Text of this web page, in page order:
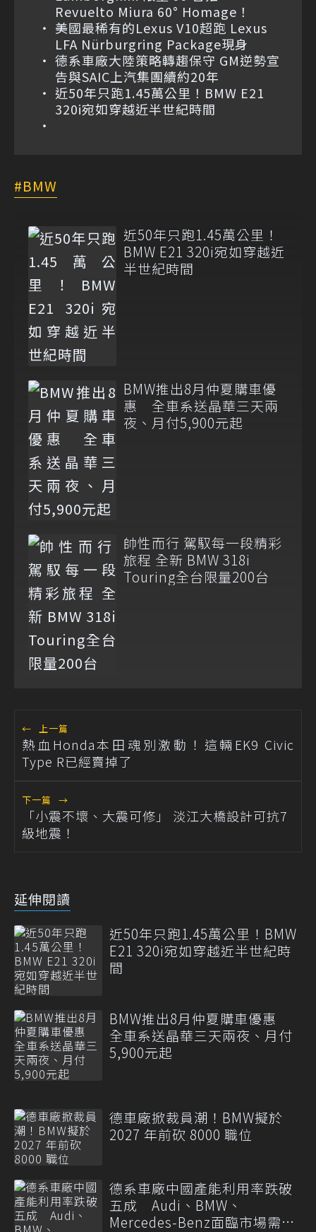
Revuelto Miura 60° Homage！
美國最稀有的Lexus V10超跑 Lexus
LFA Nürburgring Package現身
德系車廠大陸策略轉趨保守 GM逆勢宣
告與SAIC上汽集團續約20年
近50年只跑1.45萬公里！BMW E21
320i宛如穿越近半世紀時間
BMW
近50年只跑1.45萬公里！
BMW E21 320i宛如穿越近
半世紀時間
BMW推出8月仲夏購車優
惠 全車系送晶華三天兩
夜、月付5,900元起
帥性而行 駕馭每一段精彩
旅程 全新 BMW 318i
Touring全台限量200台
← 上一篇
熱血Honda本田魂別激動！這輛EK9 Civic
Type R已經賣掉了
下一篇 →
「小震不壞、大震可修」 淡江大橋設計可抗7
級地震！
延伸閱讀
近50年只跑1.45萬公里！BMW
E21 320i宛如穿越近半世紀時
間
BMW推出8月仲夏購車優惠
全車系送晶華三天兩夜、月付
5,900元起
德車廠掀裁員潮！BMW擬於
2027 年前砍 8000 職位
德系車廠中國產能利用率跌破
五成 Audi、BMW、
Mercedes-Benz面臨市場需求